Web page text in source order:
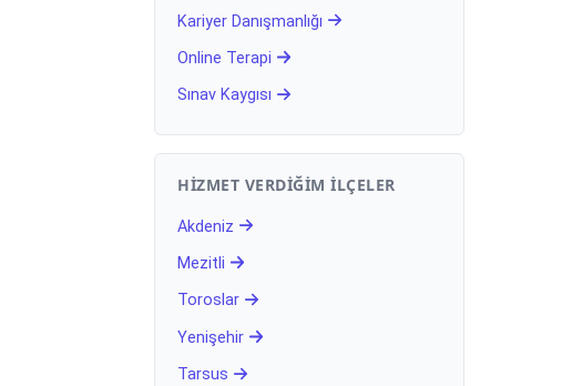
Kariyer Danışmanlığı
Online Terapi
Sınav Kaygısı
HIZMET VERDIĞIM İLÇELER
Akdeniz
Mezitli
Toroslar
Yenişehir
Tarsus